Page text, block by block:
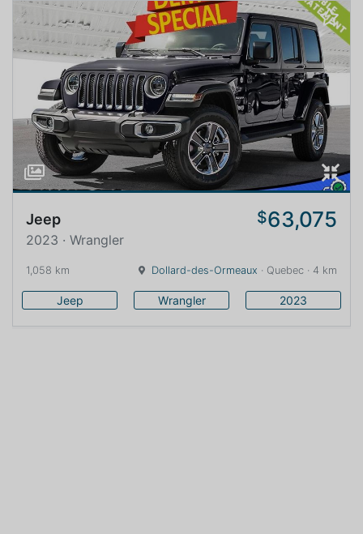
Jeep $63,075
2023 · Wrangler
1,058 km Dollard-des-Ormeaux · Quebec · 4 km
Jeep Wrangler 2023